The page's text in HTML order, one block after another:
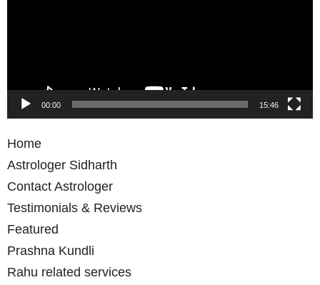
00:00 15:46
Home
Astrologer Sidharth
Contact Astrologer
Testimonials & Reviews
Featured
Prashna Kundli
Rahu related services